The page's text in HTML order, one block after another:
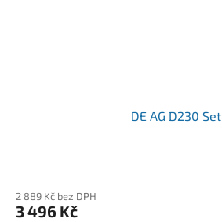
DE AG D230 Set
2 889 Kč bez DPH
3 496 Kč